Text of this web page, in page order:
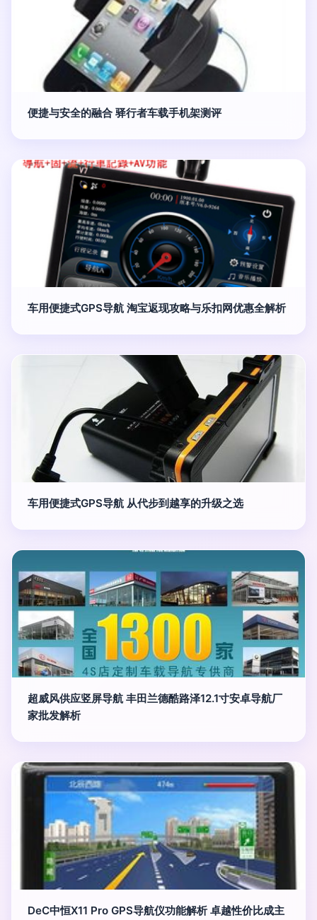
便捷与安全的融合 驿行者车载手机架测评
车用便捷式GPS导航 淘宝返现攻略与乐扣网优惠全解析
车用便捷式GPS导航 从代步到越享的升级之选
超威风供应竖屏导航 丰田兰德酷路泽12.1寸安卓导航厂
家批发解析
DeC中恒X11 Pro GPS导航仪功能解析 卓越性价比成主